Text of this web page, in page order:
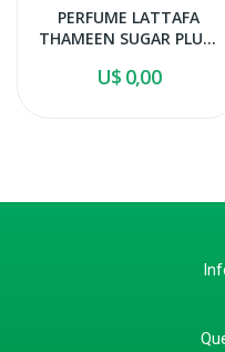
PERFUME LATTAFA
THAMEEN SUGAR PLUM
U$ 0,00